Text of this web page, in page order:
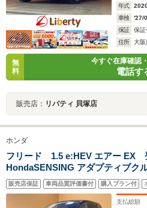
年式
車検
'27/
保証
保証
住所
大阪
無
料
今すぐ在庫確認
電話す
販売店： リバティ 貝塚店
ホンダ
フリード 1.5 e:HEV エアー EX
HondaSENSING アダプティブク
動パーキングブレーキ 両側自動
ブラインドスポットモニター 運
手席シートヒーター
販売店保証 車両品質評価書付 購入プラン付
支払総額